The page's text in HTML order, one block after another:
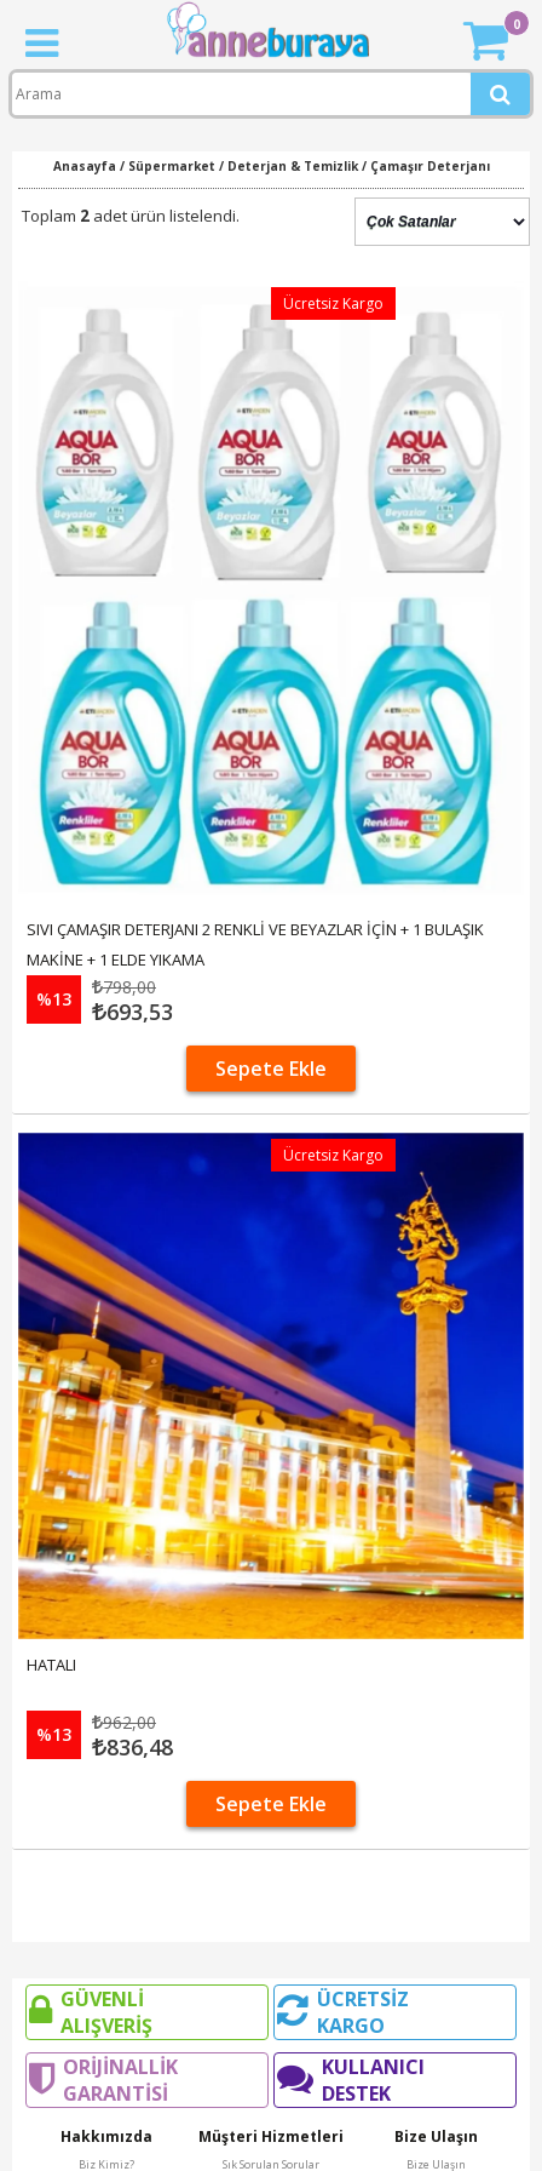
0
Anasayfa / Süpermarket / Deterjan & Temizlik/ Çamaşır Deterjanı
Toplam 2 adet ürün listelendi.
Ücretsiz Kargo
SIVI ÇAMAŞIR DETERJANI 2 RENKLİ VE BEYAZLAR İÇİN + 1 BULAŞIK
MAKİNE + 1 ELDE YIKAMA
%13
798,00
693,53
Sepete Ekle
Ücretsiz Kargo
HATALI
%13
962,00
836,48
Sepete Ekle
GÜVENLİ
ALIŞVERİŞ
ÜCRETSİZ
KARGO
ORİJİNALLİK
GARANTİSİ
KULLANICI
DESTEK
Hakkımızda
Biz Kimiz?
Müşteri Hizmetleri
Sık Sorulan Sorular
Bize Ulaşın
Bize Ulaşın